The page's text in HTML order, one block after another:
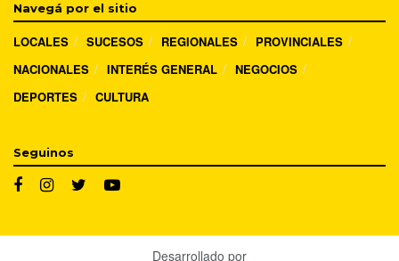
Navegá por el sitio
LOCALES SUCESOS REGIONALES
PROVINCIALES
NACIONALES
INTERÉS GENERAL
NEGOCIOS
DEPORTES
CULTURA
Seguinos
Desarrollado por